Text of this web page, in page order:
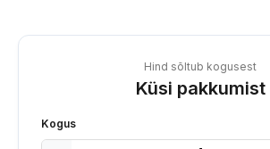
Hind sõltub kogusest
Küsi pakkumist
Kogus